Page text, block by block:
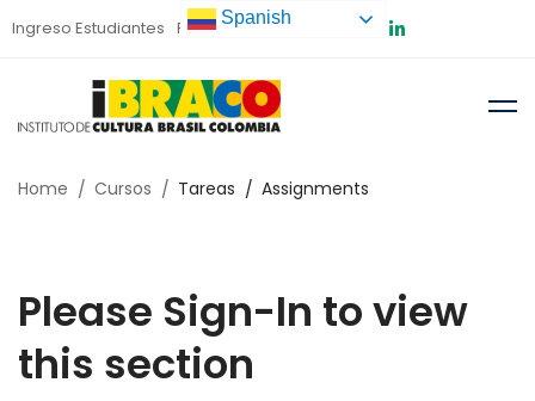
Ingreso Estudiantes Preinscripción
Home Cursos Tareas Assignments
Please Sign-In to view
this section
Spanish